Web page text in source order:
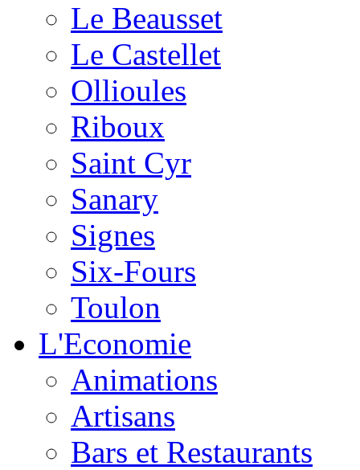
Le Beausset
Le Castellet
Ollioules
Riboux
Saint Cyr
Sanary
Signes
Six-Fours
Toulon
L'Economie
Animations
Artisans
Bars et Restaurants